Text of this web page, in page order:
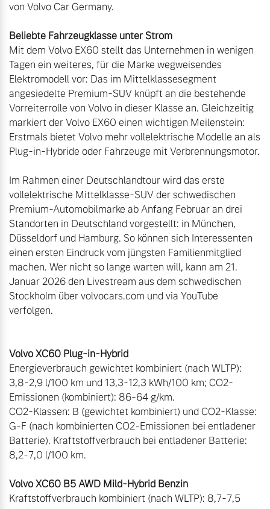
von Volvo Car Germany.
Mit dem Volvo EX60 stellt das Unternehmen in wenigen
Tagen ein weiteres, für die Marke wegweisendes
Elektromodell vor: Das im Mittelklassesegment
angesiedelte Premium-SUV knüpft an die bestehende
Vorreiterrolle von Volvo in dieser Klasse an. Gleichzeitig
markiert der Volvo EX60 einen wichtigen Meilenstein:
Erstmals bietet Volvo mehr vollelektrische Modelle an als
Plug-in-Hybride oder Fahrzeuge mit Verbrennungsmotor.
Im Rahmen einer Deutschlandtour wird das erste
vollelektrische Mittelklasse-SUV der schwedischen
Premium-Automobilmarke ab Anfang Februar an drei
Standorten in Deutschland vorgestellt: in München,
Düsseldorf und Hamburg. So können sich Interessenten
einen ersten Eindruck vom jüngsten Familienmitglied
machen. Wer nicht so lange warten will, kann am 21.
Januar 2026 den Livestream aus dem schwedischen
Stockholm über volvocars.com und via YouTube
verfolgen.
Energieverbrauch gewichtet kombiniert (nach WLTP):
3,8-2,9 l/100 km und 13,3-12,3 kWh/100 km; CO2-
Emissionen (kombiniert): 86-64 g/km.
CO2-Klassen: B (gewichtet kombiniert) und CO2-Klasse:
G-F (nach kombinierten CO2-Emissionen bei entladener
Batterie). Kraftstoffverbrauch bei entladener Batterie:
8,2-7,0 l/100 km.
Kraftstoffverbrauch kombiniert (nach WLTP): 8,7-7,5